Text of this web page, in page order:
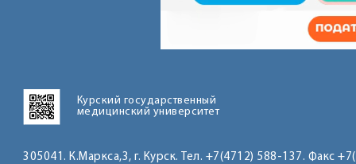
Курский государственный
медицинский университет
305041. К.Маркса,3, г. Курск. Тел. +7(4712) 588-137. Факс